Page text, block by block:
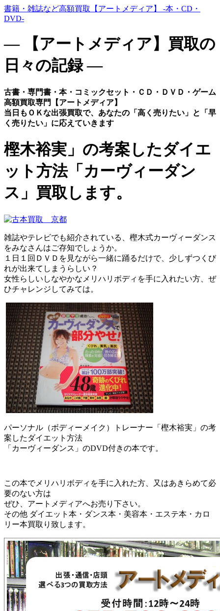
書籍・雑誌など高額買取【アートメディア】 -本・CD・
DVD-
― 【アートメディア】買取の
日々の記録 ―
古書・専門書・本・コミックセット・ＣＤ・ＤＶＤ・ゲーム
高額買取専門【アートメディア】
当日もＯＫな出張買取で、あなたの「高く売りたい」と「早
く売りたい」に応えていきます
樫木裕実」の考案したダイエ
ット方法「カーヴィーダン
ス」買取します。
雑誌やテレビでも紹介されている、樫木式カーヴィーダンス
をみなさんはご存知でしょうか。
１日１回ＤＶＤを見ながら一緒に踊るだけで、少しずつくび
れが出来てしまうらしい？
女性らしいしなやかなメリハリボディを手に入れたい方、ぜ
ひチャレンジしてみては。
パーソナル（ボディーメイク）トレーナー「樫木裕実」の考
案したダイエット方法
「カーヴィーダンス」のDVD付きの本です。
この本でメリハリボディを手に入れた方、又はあきらめて必
要のない方は
ぜひ、アートメディアへお売り下さい。
その他 ダイエット本・ダンス本・美容本・エステ本・カロ
リー本買取り致します。